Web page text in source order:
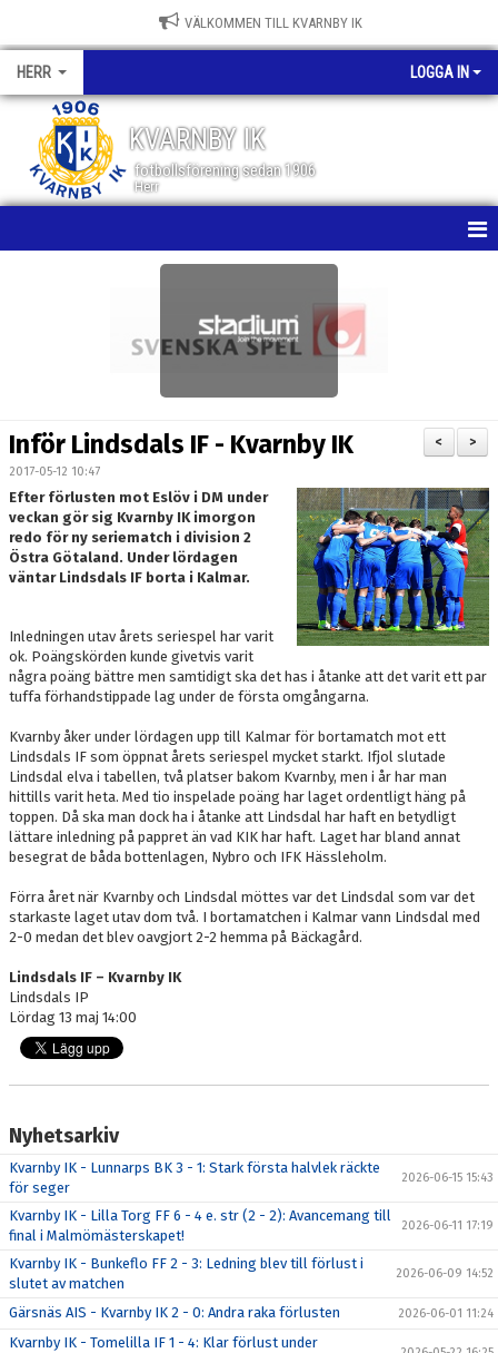
VÄLKOMMEN TILL KVARNBY IK
HERR LOGGA IN
KVARNBY IK
fotbollsförening sedan 1906
Herr
TRUPPEN
OM LAGET
BILDGALLERI
KONTAKT
>
<
Inför Lindsdals IF - Kvarnby IK
2017-05-12 10:47
Efter förlusten mot Eslöv i DM under
veckan gör sig Kvarnby IK imorgon
redo för ny seriematch i division 2
Östra Götaland. Under lördagen
väntar Lindsdals IF borta i Kalmar.
Inledningen utav årets seriespel har varit
ok. Poängskörden kunde givetvis varit
några poäng bättre men samtidigt ska det has i åtanke att det varit ett par
tuffa förhandstippade lag under de första omgångarna.
Kvarnby åker under lördagen upp till Kalmar för bortamatch mot ett
Lindsdals IF som öppnat årets seriespel mycket starkt. Ifjol slutade
Lindsdal elva i tabellen, två platser bakom Kvarnby, men i år har man
hittills varit heta. Med tio inspelade poäng har laget ordentligt häng på
toppen. Då ska man dock ha i åtanke att Lindsdal har haft en betydligt
lättare inledning på pappret än vad KIK har haft. Laget har bland annat
besegrat de båda bottenlagen, Nybro och IFK Hässleholm.
Förra året när Kvarnby och Lindsdal möttes var det Lindsdal som var det
starkaste laget utav dom två. I bortamatchen i Kalmar vann Lindsdal med
2-0 medan det blev oavgjort 2-2 hemma på Bäckagård.
Lindsdals IF – Kvarnby IK
Lindsdals IP
Lördag 13 maj 14:00
Nyhetsarkiv
Kvarnby IK - Lunnarps BK 3 - 1: Stark första halvlek räckte
för seger
2026-06-15 15:43
Kvarnby IK - Lilla Torg FF 6 - 4 e. str (2 - 2): Avancemang till
final i Malmömästerskapet!
2026-06-11 17:19
Kvarnby IK - Bunkeflo FF 2 - 3: Ledning blev till förlust i
slutet av matchen
2026-06-09 14:52
Gärsnäs AIS - Kvarnby IK 2 - 0: Andra raka förlusten 2026-06-01 11:24
Kvarnby IK - Tomelilla IF 1 - 4: Klar förlust under